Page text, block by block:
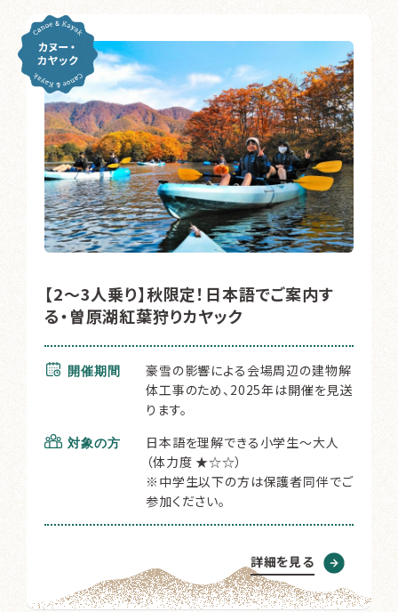
【2〜3人乗り】秋限定！日本語でご案内す
る・曽原湖紅葉狩りカヤック
開催期間
豪雪の影響による会場周辺の建物解
体工事のため、2025年は開催を見送
ります。
対象の方
日本語を理解できる小学生～大人
（体力度 ★☆☆）
※中学生以下の方は保護者同伴でご
参加ください。
詳細を見る